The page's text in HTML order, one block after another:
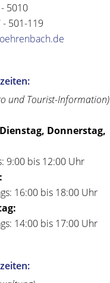
5010
- 501-119
und Tourist-Information)
Donnerstag,
9:00 bis 12:00 Uhr
16:00 bis 18:00 Uhr
14:00 bis 17:00 Uhr